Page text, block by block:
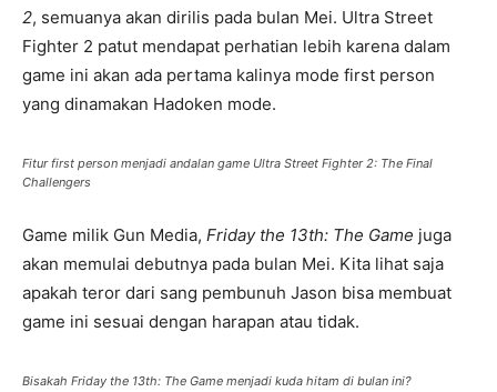
2, semuanya akan dirilis pada bulan Mei. Ultra Street
Fighter 2 patut mendapat perhatian lebih karena dalam
game ini akan ada pertama kalinya mode first person
yang dinamakan Hadoken mode.
Fitur first person menjadi andalan game Ultra Street Fighter 2: The Final
Challengers
Game milik Gun Media, Friday the 13th: The Game juga
akan memulai debutnya pada bulan Mei. Kita lihat saja
apakah teror dari sang pembunuh Jason bisa membuat
game ini sesuai dengan harapan atau tidak.
Bisakah Friday the 13th: The Game menjadi kuda hitam di bulan ini?